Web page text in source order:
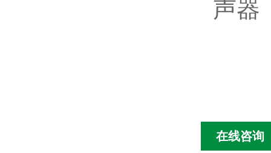
声器
在线咨询